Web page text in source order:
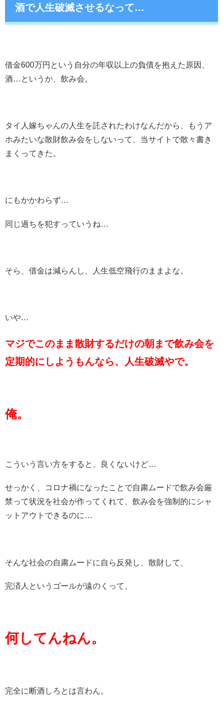
酒で人生破滅させるなって…
借金600万円という自分の年収以上の負債を抱えた原因、
酒…というか、飲み会。
タイ人嫁ちゃんの人生を託されたわけなんだから、もうア
ホみたいな散財飲み会をしないって、当サイトで散々書き
まくってきた。
にもかかわらず…
同じ過ちを犯すっていうね…
そら、借金は減らんし、人生低空飛行のままよな。
いや…
マジでこのまま散財するだけの朝まで飲み会を
定期的にしようもんなら、人生破滅やで。
俺。
こういう言い方をすると、良くないけど…
せっかく、コロナ禍になったことで自粛ムードで飲み会厳
禁って状況を社会が作ってくれて、飲み会を強制的にシャ
ットアウトできるのに…
そんな社会の自粛ムードに自ら反発し、散財して、
完済人というゴールが遠のくって、
何してんねん。
完全に断酒しろとは言わん。